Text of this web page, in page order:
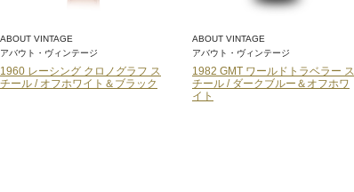
ABOUT VINTAGE
アバウト・ヴィンテージ
1982 GMT ワールドトラベラー ス
チール / ダークブルー＆オフホワ
ABOUT VINTAGE
アバウト・ヴィンテージ
1982 GMT ワールドトラベラー ス
チール / ウォームグレイ＆クール
グレイ